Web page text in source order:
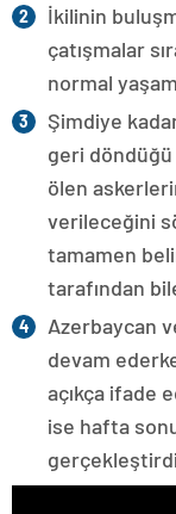
İkilinin
çatışmalar
normal
Şimdiye
geri
ölen
verileceğini
tamamen
tarafından
Azerbaycan
devam
açıkça ifade
ise hafta
gerçekleştirdi.